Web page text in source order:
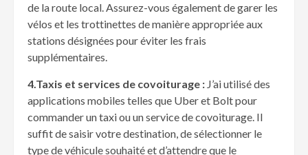
de la route local. Assurez-vous également de garer les
vélos et les trottinettes de manière appropriée aux
stations désignées pour éviter les frais
supplémentaires.
4.Taxis et services de covoiturage : J’ai utilisé des
applications mobiles telles que Uber et Bolt pour
commander un taxi ou un service de covoiturage. Il
suffit de saisir votre destination, de sélectionner le
type de véhicule souhaité et d’attendre que le